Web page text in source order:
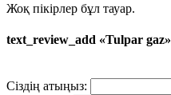
Жоқ пікірлер бұл тауар.
text_review_add «Tulpar gaz»
Сіздің атыңыз: